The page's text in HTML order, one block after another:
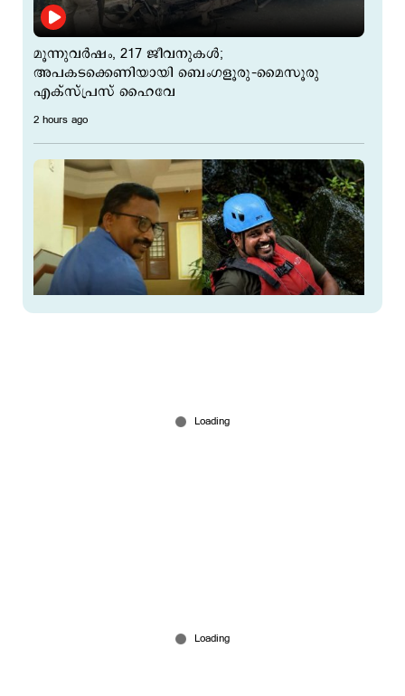
മൂന്നുവർഷം, 217 ജീവനുകൾ;
അപകടക്കെണിയായി ബെംഗളൂരു–മൈസൂരു
എക്സ്പ്രസ് ഹൈവേ
2 hours ago
അര്‍ജുന്‍ ആയങ്കിക്കായി അരിച്ചുപെറുക്കി